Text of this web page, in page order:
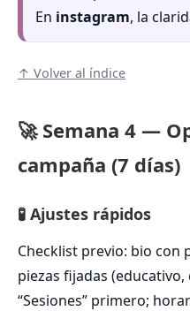
En instagram, la
↑ Volver al índice
🚀 Semana 4 —
campaña (7 días)
🧪 Ajustes rápidos
Checklist previo: bio con
piezas fijadas
“Sesiones” primero;